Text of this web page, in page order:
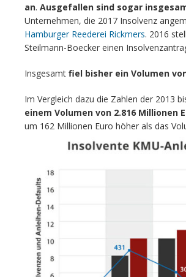
an. Ausgefallen sind sogar
Unternehmen, die 2017 Insolvenz
Hamburger Reederei Rickmers. 2016
Steilmann-Boecker einen
Insgesamt fiel bisher ein Volumen
Im Vergleich dazu die Zahlen der 2013
einem Volumen von 2.816 Millionen
um 162 Millionen Euro höher als das